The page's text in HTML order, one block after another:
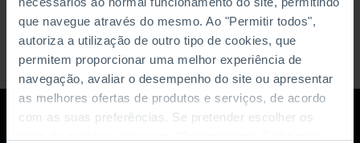
que navegue através do mesmo. Ao "Permitir todos",
autoriza a utilização de outro tipo de cookies, que
permitem proporcionar uma melhor experiência de
navegação, avaliar o desempenho do site ou apresentar
as melhores ofertas de produtos e serviços, de acordo
com as suas preferências. Se pretender escolher os